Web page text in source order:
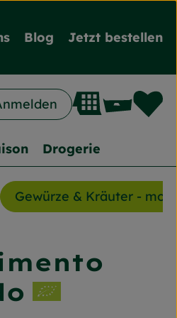
Blog Jetzt bestellen
Drogerie
Gewürze & Kräuter -